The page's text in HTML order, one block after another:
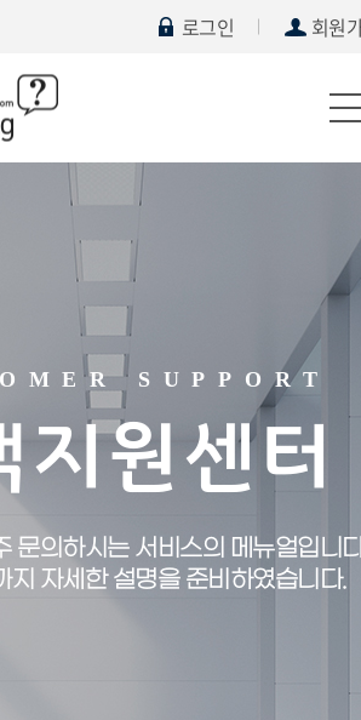
로그인 회원
SUPPORT
지원센터
문의하시는 서비스의 메뉴얼입니
지 자세한 설명을 준비하였습니다.